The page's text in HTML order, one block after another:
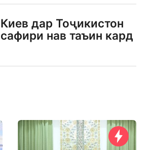
Киев дар Тоҷикистон
сафири нав таъин кард